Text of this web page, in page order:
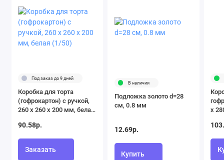
Под заказ до 9 дней
Коробка для торта
(гофрокартон) с ручкой,
260 x 260 x 200 мм, белая
90.58р.
Заказать
В наличии
Подложка золото d=28
см, 0.8 мм
12.69р.
Купить
х